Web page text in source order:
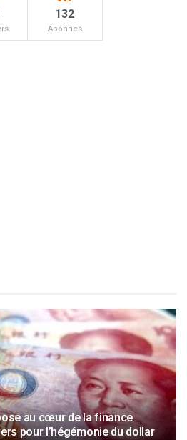
132
Abonnés
au cœur de la finance
pour l’hégémonie du dollar